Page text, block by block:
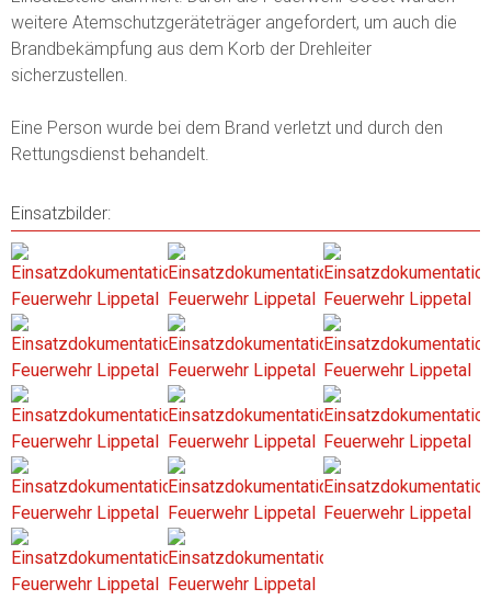
weitere Atemschutzgeräteträger angefordert, um auch die
Brandbekämpfung aus dem Korb der Drehleiter
sicherzustellen.
Eine Person wurde bei dem Brand verletzt und durch den
Rettungsdienst behandelt.
Einsatzbilder: